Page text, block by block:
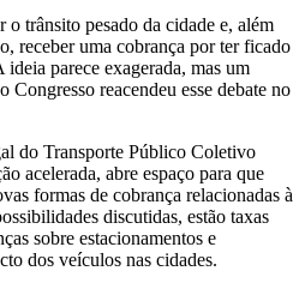
o trânsito pesado da cidade e, além
receber uma cobrança por ter ficado
parece exagerada, mas um
Congresso reacendeu esse debate no
do Transporte Público Coletivo
acelerada, abre espaço para que
formas de cobrança relacionadas à
discutidas, estão taxas
sobre estacionamentos e
dos veículos nas cidades.